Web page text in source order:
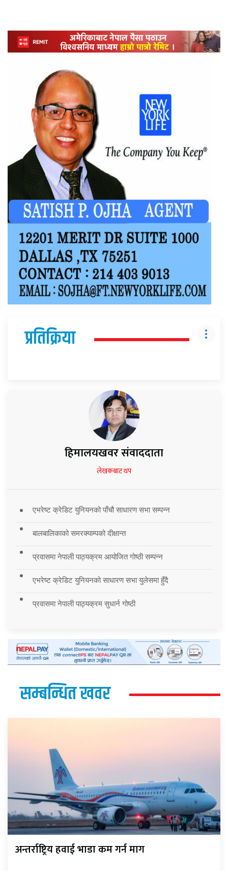
प्रतिक्रिया
हिमालयखवर संवाददाता
लेखकबाट थप
एभरेष्ट क्रेडिट युनियनको पाँचौ साधारण सभा सम्पन्न
बालबालिकाको समरक्याम्पको दीक्षान्त
प्रवासमा नेपाली पाठ्यक्रम आयोजित गोष्ठी सम्पन्न
एभरेष्ट क्रेडिट युनियनको साधारण सभा युलेसमा हुँदै
प्रवासमा नेपाली पाठ्यक्रम सुधार्न गोष्ठी
सम्बन्धित खवर
अन्तर्राष्ट्रिय हवाई भाडा कम गर्न माग